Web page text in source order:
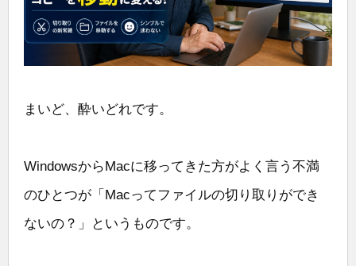
まいど、酔いどれです。
WindowsからMacに移ってきた方がよく言う不満
のひとつが「Macってファイルの切り取りができ
ないの？」というものです。